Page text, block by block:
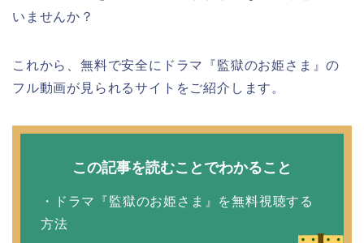
いませんか？
これから、無料で安全にドラマ『監獄のお姫さま』の
フル動画が見られるサイトをご紹介します。
この記事を読むことでわかること
・ドラマ『監獄のお姫さま』を無料視聴する
方法